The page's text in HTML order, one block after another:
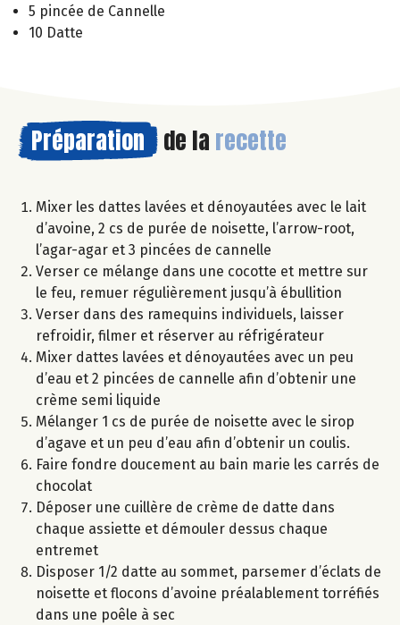
5 pincée de Cannelle
10 Datte
Préparation de la recette
Mixer les dattes lavées et dénoyautées avec le lait
d’avoine, 2 cs de purée de noisette, l’arrow-root,
l’agar-agar et 3 pincées de cannelle
Verser ce mélange dans une cocotte et mettre sur
le feu, remuer régulièrement jusqu’à ébullition
Verser dans des ramequins individuels, laisser
refroidir, filmer et réserver au réfrigérateur
Mixer dattes lavées et dénoyautées avec un peu
d’eau et 2 pincées de cannelle afin d’obtenir une
crème semi liquide
Mélanger 1 cs de purée de noisette avec le sirop
d’agave et un peu d’eau afin d’obtenir un coulis.
Faire fondre doucement au bain marie les carrés de
chocolat
Déposer une cuillère de crème de datte dans
chaque assiette et démouler dessus chaque
entremet
Disposer 1/2 datte au sommet, parsemer d’éclats de
noisette et flocons d’avoine préalablement torréfiés
dans une poêle à sec